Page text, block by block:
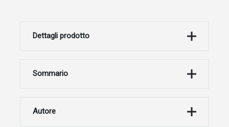
Dettagli prodotto
Sommario
Autore